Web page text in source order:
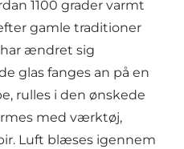
1100 grader varmt
gamle traditioner
ændret sig
glas fanges an på en
rulles i den ønskede
med værktøj,
Luft blæses igennem